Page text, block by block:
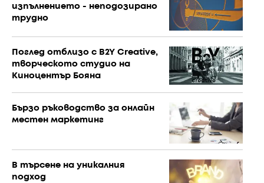
изпълнението - неподозирано
трудно
Поглед отблизо с B2Y Creative,
творческото студио на
Киноцентър Бояна
Бързо ръководство за онлайн
местен маркетинг
В търсене на уникалния
подход